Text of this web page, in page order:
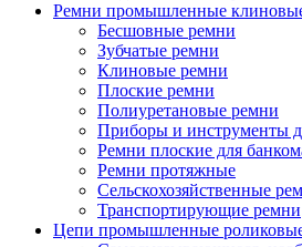
Ремни промышленные
Бесшовные ремни
Зубчатые ремни
Клиновые ремни
Плоские ремни
Полиуретановые ремни
Приборы и инструменты
Ремни плоские для
Ремни протяжные
Сельскохозяйственные
Транспортирующие ремни
Цепи промышленные